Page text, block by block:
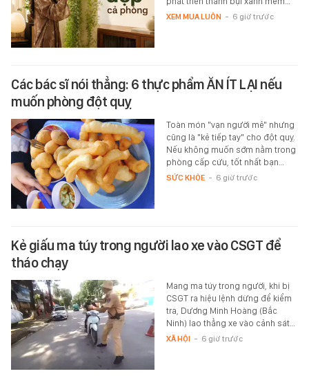
XEM MUA LUÔN - 6 giờ trước
Các bác sĩ nói thẳng: 6 thực phẩm ĂN ÍT LẠI nếu
muốn phòng đột quỵ
Toàn món "vạn người mê" nhưng
cũng là "kẻ tiếp tay" cho đột quỵ.
Nếu không muốn sớm nằm trong
phòng cấp cứu, tốt nhất bạn…
SỨC KHỎE - 6 giờ trước
Kẻ giấu ma túy trong người lao xe vào CSGT để
tháo chạy
Mang ma túy trong người, khi bị
CSGT ra hiệu lệnh dừng để kiểm
tra, Dương Minh Hoàng (Bắc
Ninh) lao thẳng xe vào cảnh sát…
XÃ HỘI - 6 giờ trước